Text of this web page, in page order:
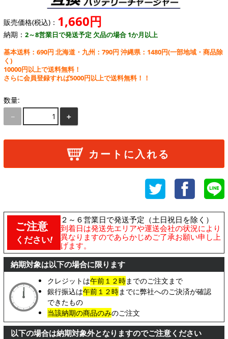
販売価格(税込)： 1,660円
納期： 2～8営業日で発送予定 欠品の場合 1か月以上
基本送料：690円 北海道・九州：790円 沖縄県：1480円(一部地域・商品除
く)
10000円以上で送料無料！
さらに会員登録すれば5000円以上で送料無料！！
数量:
－
＋
カートに入れる
ご注意
ください!
２～６営業日で発送予定（土日祝日を除く）
到着日は発送先エリアや運送会社の状況により
異なりますのであらかじめご了承お願い申し上
げます。
納期対象は以下の場合に限ります
クレジットは午前１２時までのご注文まで
銀行振込は午前１２時までに弊社へのご決済が確認
できたもの
当該納期の商品のみのご注文
以下の場合は納期対象外となりますのでご注意ください